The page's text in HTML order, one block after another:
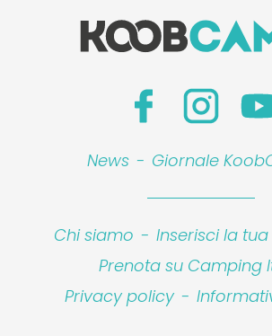
News - Giornale
Chi siamo - Inserisci la
Prenota su Camping
Privacy policy -